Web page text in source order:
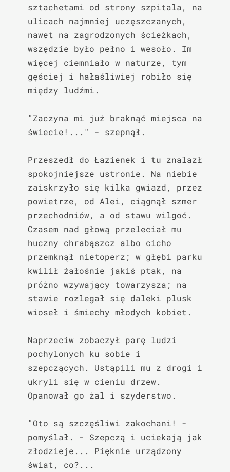
sztachetami od strony szpitala, na
ulicach najmniej uczęszczanych,
nawet na zagrodzonych ścieżkach,
wszędzie było pełno i wesoło. Im
więcej ciemniało w naturze, tym
gęściej i hałaśliwiej robiło się
między ludźmi.
"Zaczyna mi już braknąć miejsca na
świecie!..." - szepnął.
Przeszedł do Łazienek i tu znalazł
spokojniejsze ustronie. Na niebie
zaiskrzyło się kilka gwiazd, przez
powietrze, od Alei, ciągnął szmer
przechodniów, a od stawu wilgoć.
Czasem nad głową przeleciał mu
huczny chrabąszcz albo cicho
przemknął nietoperz; w głębi parku
kwilił żałośnie jakiś ptak, na
próżno wzywający towarzysza; na
stawie rozlegał się daleki plusk
wioseł i śmiechy młodych kobiet.
Naprzeciw zobaczył parę ludzi
pochylonych ku sobie i
szepczących. Ustąpili mu z drogi i
ukryli się w cieniu drzew.
Opanował go żal i szyderstwo.
"Oto są szczęśliwi zakochani! -
pomyślał. - Szepczą i uciekają jak
złodzieje... Pięknie urządzony
świat, co?...